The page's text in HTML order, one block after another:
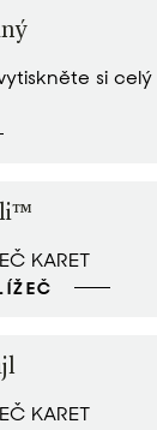
si
KARET
KARET